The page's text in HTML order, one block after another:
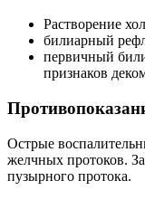
Растворение
билиарный
первичный
признаков
Острые
желчных протоков.
пузырного протока.